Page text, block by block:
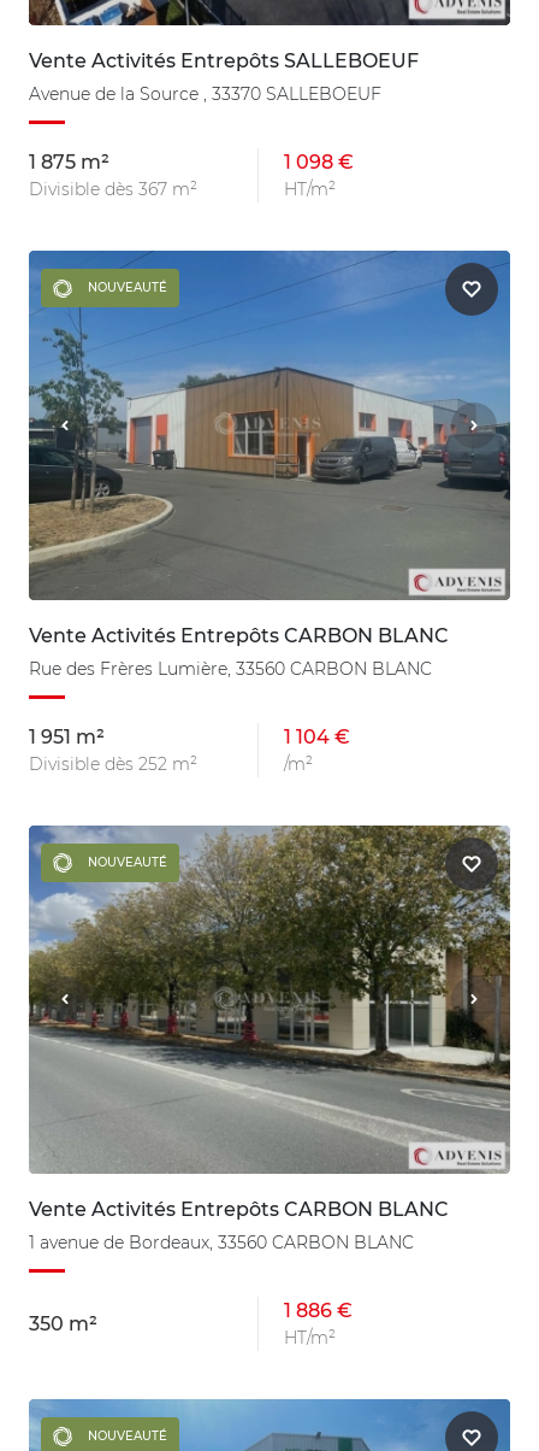
Vente Activités Entrepôts SALLEBOEUF
Avenue de la Source , 33370 SALLEBOEUF
1 875 m²
Divisible dès 367 m²
1 098 €
HT/m²
NOUVEAUTÉ
Vente Activités Entrepôts CARBON BLANC
Rue des Frères Lumière, 33560 CARBON BLANC
1 951 m²
Divisible dès 252 m²
1 104 €
/m²
NOUVEAUTÉ
Vente Activités Entrepôts CARBON BLANC
1 avenue de Bordeaux, 33560 CARBON BLANC
350 m²
1 886 €
HT/m²
NOUVEAUTÉ